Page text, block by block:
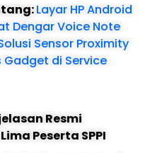
Layar HP Android
Dengar Voice Note
Sensor Proximity
Gadget di Service
Resmi
Peserta SPPI